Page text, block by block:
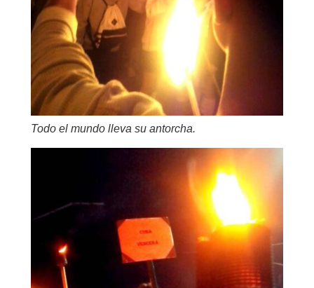
Todo el mundo lleva su antorcha.